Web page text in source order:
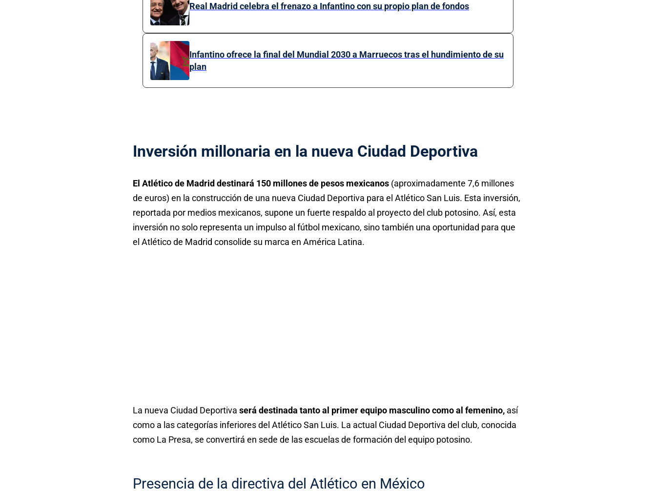
Real Madrid celebra el frenazo a Infantino con su propio plan de fondos
Infantino ofrece la final del Mundial 2030 a Marruecos tras el hundimiento de su
plan
Inversión millonaria en la nueva Ciudad Deportiva
El Atlético de Madrid destinará 150 millones de pesos mexicanos (aproximadamente 7,6 millones
de euros) en la construcción de una nueva Ciudad Deportiva para el Atlético San Luis. Esta inversión,
reportada por medios mexicanos, supone un fuerte respaldo al proyecto del club potosino. Así, esta
inversión no solo representa un impulso al fútbol mexicano, sino también una oportunidad para que
el Atlético de Madrid consolide su marca en América Latina.
La nueva Ciudad Deportiva será destinada tanto al primer equipo masculino como al femenino, así
como a las categorías inferiores del Atlético San Luis. La actual Ciudad Deportiva del club, conocida
como La Presa, se convertirá en sede de las escuelas de formación del equipo potosino.
Presencia de la directiva del Atlético en México